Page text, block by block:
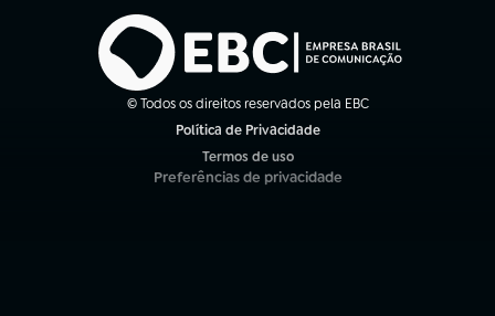
© Todos os direitos reservados pela EBC
Política de Privacidade
Termos de uso
(abre em nova aba)
Preferências de privacidade